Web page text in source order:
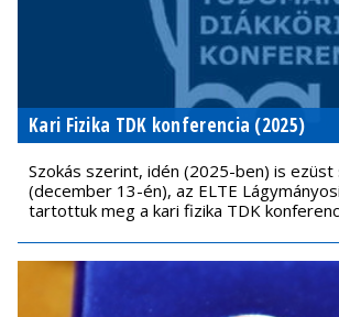
Kari Fizika TDK konferencia (2025)
Szokás szerint, idén (2025-ben) is
(december 13-én), az ELTE
tartottuk meg a kari fizika TDK